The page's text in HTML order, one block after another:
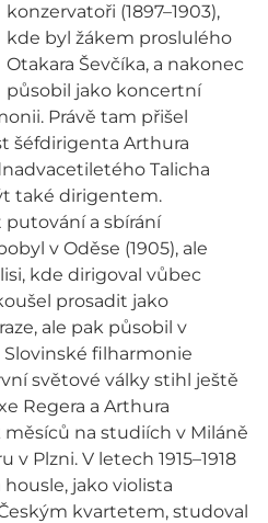
konzervatoři (1897–1903),
kde byl žákem proslulého
Otakara Ševčíka, a nakonec
působil jako koncertní
Právě tam přišel
šéfdirigenta Arthura
Talicha
také dirigentem.
a sbírání
v Oděse (1905), ale
kde dirigoval vůbec
prosadit jako
ale pak působil v
filharmonie
světové války stihl ještě
Regera a Arthura
na studiích v Miláně
v Plzni. V letech 1915–1918
jako violista
kvartetem, studoval